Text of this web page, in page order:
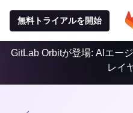
無料トライアルを開始
GitLab Orbitが登場: AIエー
レイ